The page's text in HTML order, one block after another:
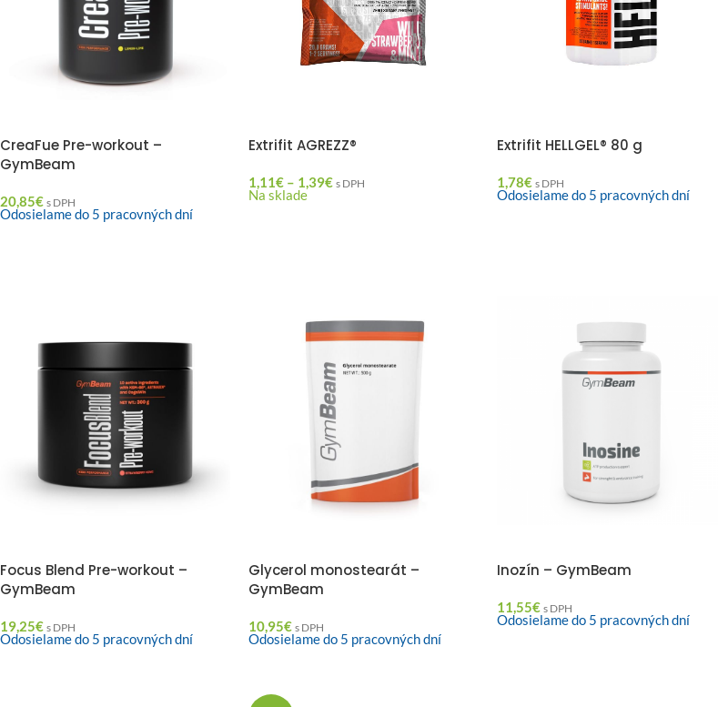
CreaFue Pre-workout –
GymBeam
20,85€ s DPH
Odosielame do 5 pracovných dní
Extrifit AGREZZ®
1,11€ – 1,39€ s DPH
Na sklade
Extrifit HELLGEL® 80 g
1,78€ s DPH
Odosielame do 5 pracovných dní
Focus Blend Pre-workout –
GymBeam
19,25€ s DPH
Odosielame do 5 pracovných dní
Glycerol monostearát –
GymBeam
10,95€ s DPH
Odosielame do 5 pracovných dní
Inozín – GymBeam
11,55€ s DPH
Odosielame do 5 pracovných dní